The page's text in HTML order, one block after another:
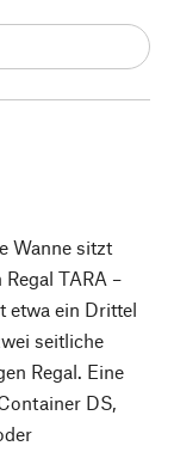
Wanne sitzt
TARA –
etwa ein Drittel
seitliche
Regal. Eine
DS,